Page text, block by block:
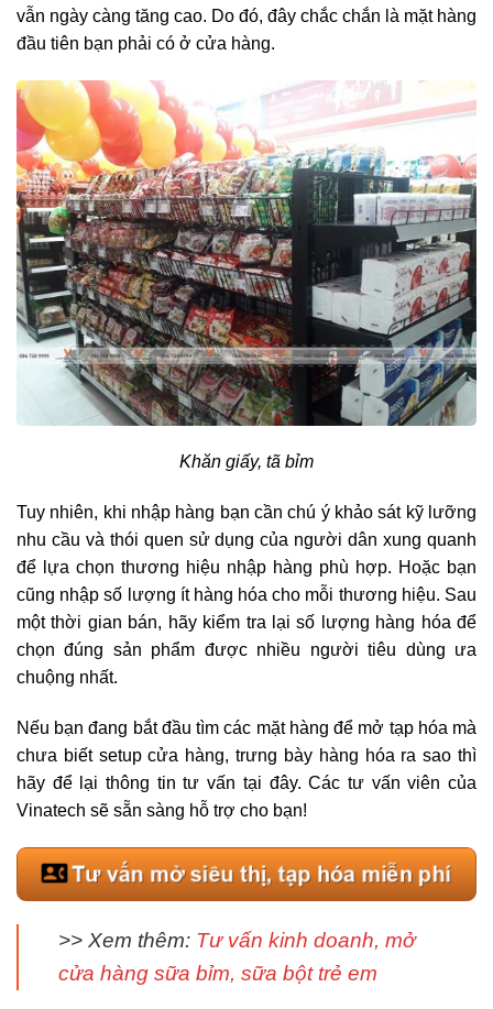
vẫn ngày càng tăng cao. Do đó, đây chắc chắn là mặt hàng
đầu tiên bạn phải có ở cửa hàng.
Khăn giấy, tã bỉm
Tuy nhiên, khi nhập hàng bạn cần chú ý khảo sát kỹ lưỡng
nhu cầu và thói quen sử dụng của người dân xung quanh
để lựa chọn thương hiệu nhập hàng phù hợp. Hoặc bạn
cũng nhập số lượng ít hàng hóa cho mỗi thương hiệu. Sau
một thời gian bán, hãy kiểm tra lại số lượng hàng hóa để
chọn đúng sản phẩm được nhiều người tiêu dùng ưa
chuộng nhất.
Nếu bạn đang bắt đầu tìm các mặt hàng để mở tạp hóa mà
chưa biết setup cửa hàng, trưng bày hàng hóa ra sao thì
hãy để lại thông tin tư vấn tại đây. Các tư vấn viên của
Vinatech sẽ sẵn sàng hỗ trợ cho bạn!
>> Xem thêm: Tư vấn kinh doanh, mở
cửa hàng sữa bỉm, sữa bột trẻ em